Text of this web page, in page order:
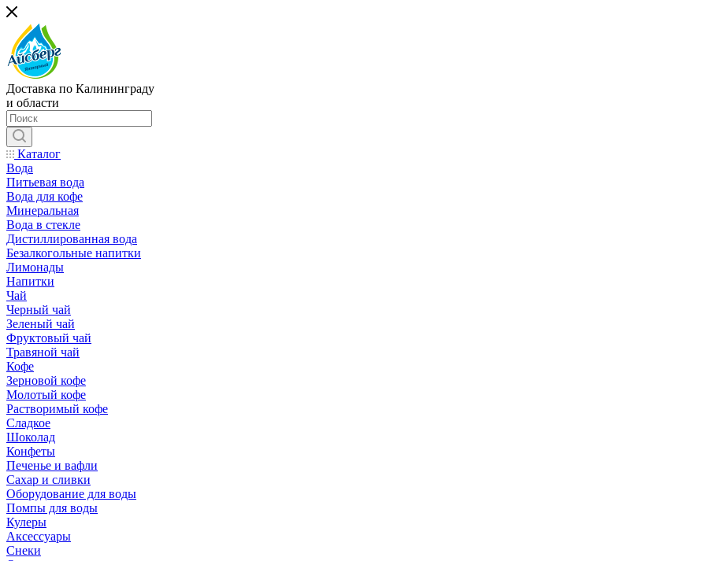
Доставка по Калининграду
и области
Каталог
Вода
Питьевая вода
Вода для кофе
Минеральная
Вода в стекле
Дистиллированная вода
Безалкогольные напитки
Лимонады
Напитки
Чай
Черный чай
Зеленый чай
Фруктовый чай
Травяной чай
Кофе
Зерновой кофе
Молотый кофе
Растворимый кофе
Сладкое
Шоколад
Конфеты
Печенье и вафли
Сахар и сливки
Оборудование для воды
Помпы для воды
Кулеры
Аксессуары
Снеки